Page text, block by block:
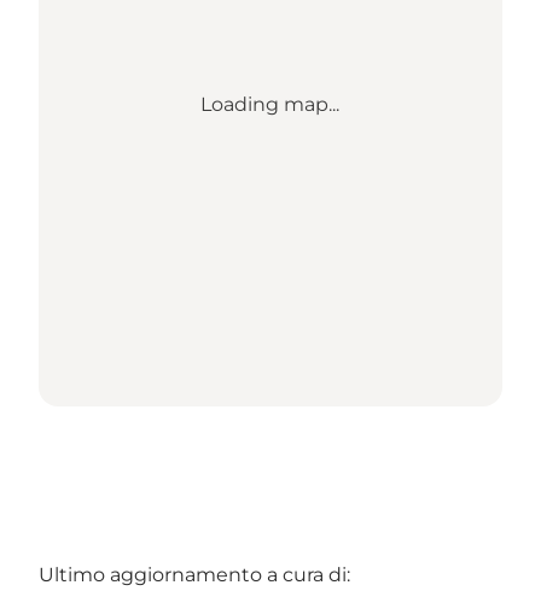
Loading map...
Ultimo aggiornamento a cura di: